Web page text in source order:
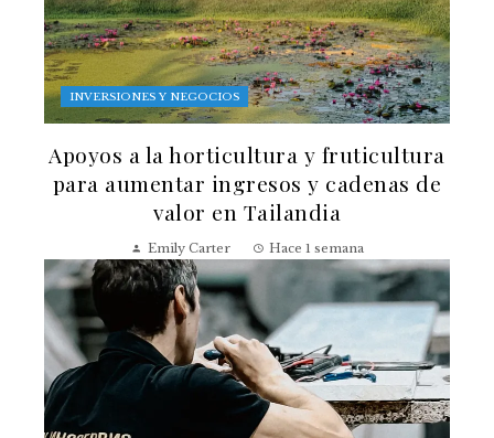
INVERSIONES Y NEGOCIOS
Apoyos a la horticultura y fruticultura
para aumentar ingresos y cadenas de
valor en Tailandia
Emily Carter Hace 1 semana